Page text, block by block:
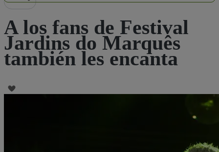
A los fans de Festival
Jardins do Marquês
también les encanta